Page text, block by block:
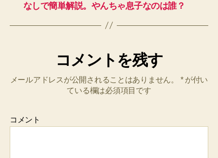
なしで簡単解説。やんちゃ息子なのは誰？
コメントを残す
メールアドレスが公開されることはありません。 *が付い
ている欄は必須項目です
コメント